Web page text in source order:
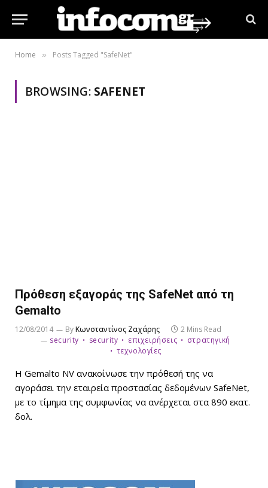
Home » Posts Tagged "SafeNet"
BROWSING: SAFENET
Πρόθεση εξαγοράς της SafeNet από τη
Gemalto
12/08/2014 ByΚωνσταντίνος Ζαχάρης
2 Mins Read
security
security επιχειρήσεις
στρατηγική
τεχνολογίες
Η Gemalto NV ανακοίνωσε την πρόθεσή της να
αγοράσει την εταιρεία προστασίας δεδομένων SafeNet,
με το τίμημα της συμφωνίας να ανέρχεται στα 890 εκατ.
δολ.